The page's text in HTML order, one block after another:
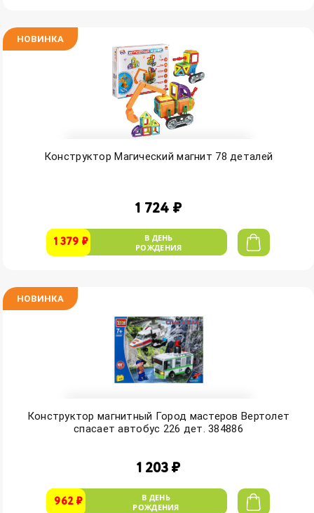
НОВИНКА
Конструктор Магический магнит 78 деталей
1 724 ₽
1 379 ₽
В ДЕНЬ
РОЖДЕНИЯ
НОВИНКА
Конструктор магнитный Город мастеров Вертолет
спасает автобус 226 дет. 384886
1 203 ₽
962 ₽
В ДЕНЬ
РОЖДЕНИЯ